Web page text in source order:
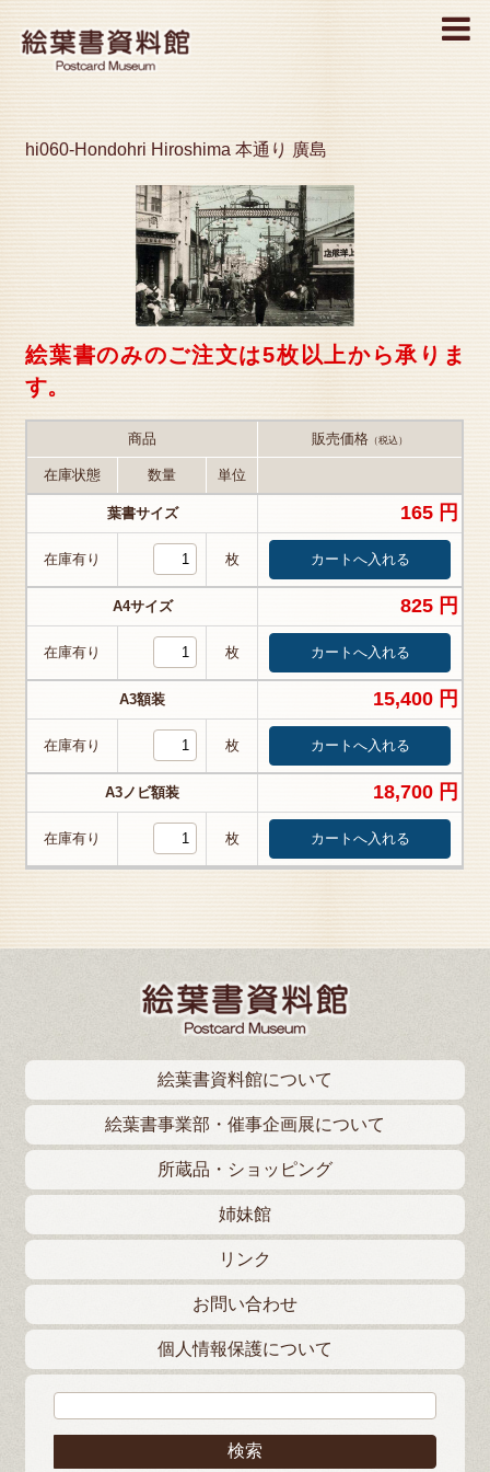
MENU
hi060-Hondohri Hiroshima 本通り 廣島
絵葉書のみのご注文は5枚以上から承りま
す。
商品 販売価格 （税込）
在庫状態 数量 単位
葉書サイズ 165 円
在庫有り 枚
A4サイズ 825 円
在庫有り 枚
A3額装 15,400 円
在庫有り 枚
A3ノビ額装 18,700 円
在庫有り 枚
絵葉書資料館について
絵葉書事業部・催事企画展について
所蔵品・ショッピング
姉妹館
リンク
お問い合わせ
個人情報保護について